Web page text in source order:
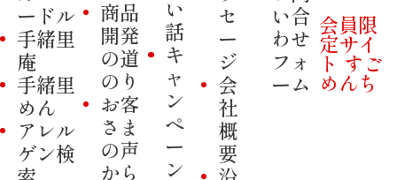
ードル
手緒里
庵
手緒里
めん
アレル
ゲン検
商品
開発
の道
のり
お客
さま
の声
から
い
話
キ
ャ
ン
ペ
ー
ン
セ
ー
ジ
会
社
概
要
い合
わせ
フォ
ーム
会員限
定サイ
ト すご
めんち